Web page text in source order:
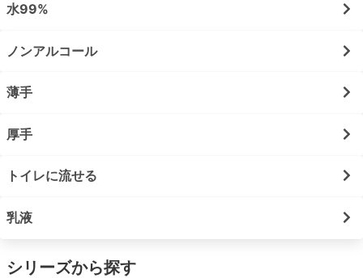
水99%
ノンアルコール
薄手
厚手
トイレに流せる
乳液
シリーズから探す